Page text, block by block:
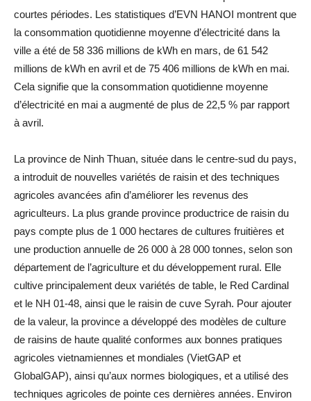
courtes périodes. Les statistiques d’EVN HANOI montrent que
la consommation quotidienne moyenne d’électricité dans la
ville a été de 58 336 millions de kWh en mars, de 61 542
millions de kWh en avril et de 75 406 millions de kWh en mai.
Cela signifie que la consommation quotidienne moyenne
d’électricité en mai a augmenté de plus de 22,5 % par rapport
à avril.
La province de Ninh Thuan, située dans le centre-sud du pays,
a introduit de nouvelles variétés de raisin et des techniques
agricoles avancées afin d’améliorer les revenus des
agriculteurs. La plus grande province productrice de raisin du
pays compte plus de 1 000 hectares de cultures fruitières et
une production annuelle de 26 000 à 28 000 tonnes, selon son
département de l’agriculture et du développement rural. Elle
cultive principalement deux variétés de table, le Red Cardinal
et le NH 01-48, ainsi que le raisin de cuve Syrah. Pour ajouter
de la valeur, la province a développé des modèles de culture
de raisins de haute qualité conformes aux bonnes pratiques
agricoles vietnamiennes et mondiales (VietGAP et
GlobalGAP), ainsi qu’aux normes biologiques, et a utilisé des
techniques agricoles de pointe ces dernières années. Environ